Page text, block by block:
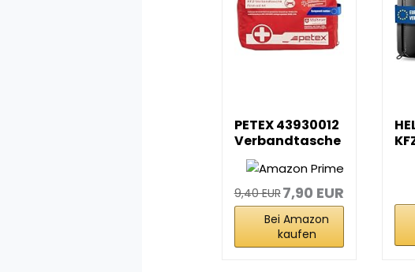
PETEX 43930012
Verbandtasche
Inhalt nach
DIN...
9,40 EUR7,90 EUR
Bei Amazon
kaufen